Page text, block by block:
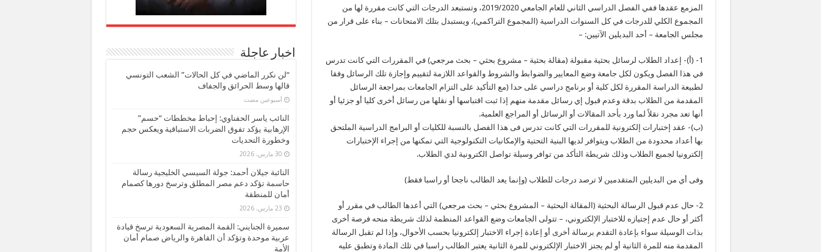
المزمع عقدها ففي الفصل الدراسي الثاني للعام الجامعي 2019/2020، وتستبعد الدرجات التي كانت مقررة لها من
المجموع الكلي للدرجات في كل السنوات الدراسية (المجموع التراكمي)، ويستبدل بتلك الامتحانات – بناء على قرار من
مجلس الجامعة – أحد البديلين الآتيين: –
1- (أ)- إعداد الطلاب لرسائل بحثية مقبولة (مقالة بحثية – مشروع بحثي – بحث مرجعي) في المقررات التي كانت تدرس
في هذا الفصل ويكون لكل جامعة وضع المعايير والضوابط والشروط والقواعد اللازمة لتقييم وإجازة تلك الرسائل وفقا
لطبيعة الدراسة المقررة لكل كلية أو برنامج دراسي على حدا (مع التأكيد على التزام الجامعات بمراجعة الرسائل
المقدمة من الطلاب بدقة وعدم قبول إي رسائل مقدمة منهم إذا ثبت اقتباسها أو نقلها من رسائل أخرى كليا أو جزئيا أو
أنها تعد مجرد نقلاً لما ورد بأحد المقالات أو الرسائل أو المراجع العلمية.
(ب)- عقد إختبارات إلكترونية للمقررات التي كانت تدرس فى هذا الفصل بالنسبة للكليات أو البرامج الدراسية الملتحق
بها أعداد محدودة من الطلاب ويتوافر لديها البنية التحتية والإمكانيات التكنولوجية التي تمكنها من إجراء الإختبارات
إلكترونيا لجميع الطلاب وذلك شريطة التأكد من توافر وسيلة تواصل الكترونية لدي الطلاب.
وفى أي من البديلين المتقدمين لا ترصد درجات للطلاب (وإنما يعد الطالب ناجحا أو راسبا فقط)
2- حال عدم قبول الرسالة البحثية (المقالة البحثية – المشروع بحثي – بحث مرجعي) التي أعدها الطالب في مقرر أو
أكثر أو حال عدم إجتيازه للاختبار الإلكتروني، – تتولى الجامعات وضع القواعد المنظمة لذلك شريطة منحه فرصة أخرى
بذات الوسيلة سواء بإعادة التقدم برسالة أخرى أو إعادة إجراء الاختبار إلكترونيا بحسب الأحوال، وإذا لم تقبل الرسالة
المقدمة منه للمرة الثانية أو لم يجتز الاختبار الإلكتروني للمرة الثانية يعتبر الطالب راسبا في تلك المادة وتطبق عليه
اخبار عاجلة
“لن نكرر الماضي في كل الحالات” الشعب التونسي
قالها وسط الحرائق والجفاف
‏أسبوعين مضت
النائب ياسر الحفناوي: إحباط مخططات “حسم”
الإرهابية يؤكد تفوق الضربات الاستباقية ويعكس حجم
وخطورة التحديات
30 مارس، 2026
النائبة جيلان أحمد: جولة السيسي الخليجية رسالة
حاسمة تؤكد دعم مصر المطلق وترسخ دورها كصمام
أمان للمنطقة
23 مارس، 2026
سميرة الجنايني: القمة المصرية السعودية ترسخ قيادة
عربية موحدة وتؤكد أن القاهرة والرياض صمام أمان
الأمة